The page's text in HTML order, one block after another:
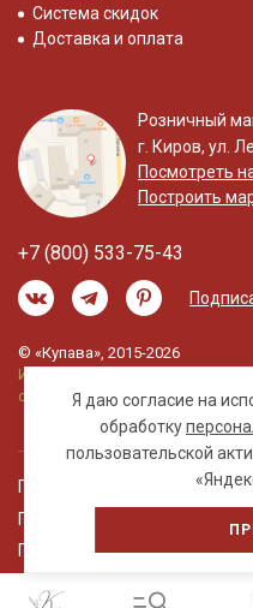
Я даю согласие на
обработку
пользовательской
Система скидок
Доставка и оплата
Розничный
г. Киров, ул.
Посмотреть
Построить
+7 (800) 533-75-43
© «Купава», 2015-2026
Информация на сайте не
офертой.
Правовая информация
Политика обработки
Пользовательское